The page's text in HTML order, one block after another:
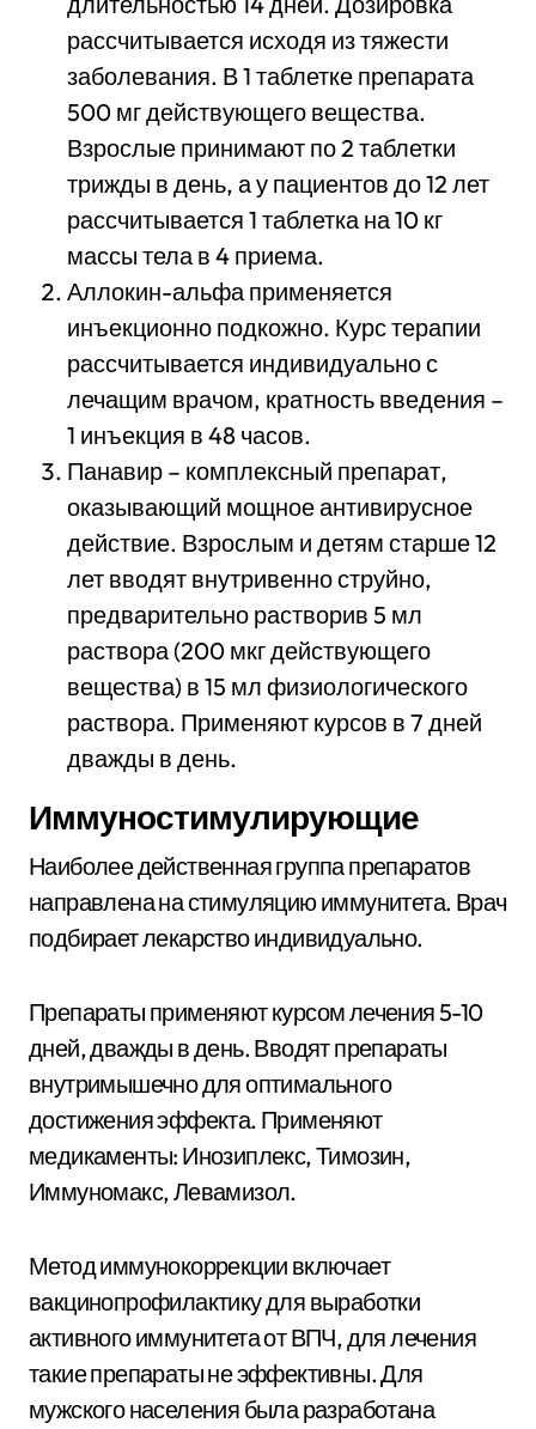
рассчитывается исходя из тяжести
заболевания. В 1 таблетке препарата
500 мг действующего вещества.
Взрослые принимают по 2 таблетки
трижды в день, а у пациентов до 12 лет
рассчитывается 1 таблетка на 10 кг
массы тела в 4 приема.
Аллокин-альфа применяется
инъекционно подкожно. Курс терапии
рассчитывается индивидуально с
лечащим врачом, кратность введения –
1 инъекция в 48 часов.
Панавир – комплексный препарат,
оказывающий мощное антивирусное
действие. Взрослым и детям старше 12
лет вводят внутривенно струйно,
предварительно растворив 5 мл
раствора (200 мкг действующего
вещества) в 15 мл физиологического
раствора. Применяют курсов в 7 дней
дважды в день.
Иммуностимулирующие
Наиболее действенная группа препаратов
направлена на стимуляцию иммунитета. Врач
подбирает лекарство индивидуально.
Препараты применяют курсом лечения 5-10
дней, дважды в день. Вводят препараты
внутримышечно для оптимального
достижения эффекта. Применяют
медикаменты: Инозиплекс, Тимозин,
Иммуномакс, Левамизол.
Метод иммунокоррекции включает
вакцинопрофилактику для выработки
активного иммунитета от ВПЧ, для лечения
такие препараты не эффективны. Для
мужского населения была разработана